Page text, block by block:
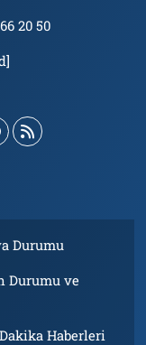
20 50
Durumu
Durumu ve
Haberleri